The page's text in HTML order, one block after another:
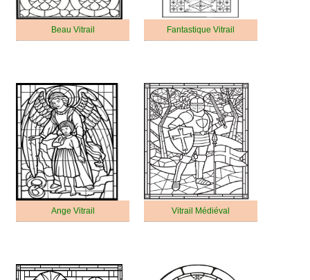
Beau Vitrail Fantastique Vitrail
Ange Vitrail Vitrail Médiéval